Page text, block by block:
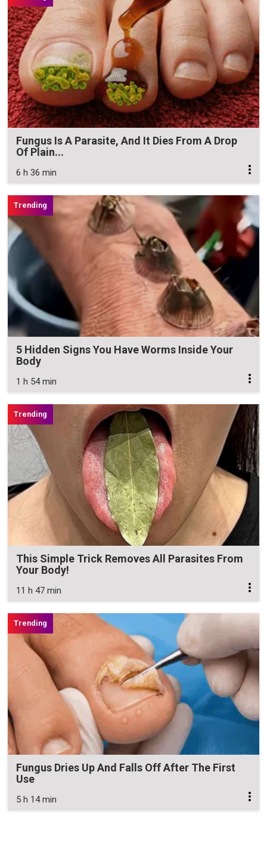
Fungus Is A Parasite, And It Dies From A Drop
Of Plain...
6 h 36 min
5 Hidden Signs You Have Worms Inside Your
Body
1 h 54 min
This Simple Trick Removes All Parasites From
Your Body!
11 h 47 min
Fungus Dries Up And Falls Off After The First
Use
5 h 14 min